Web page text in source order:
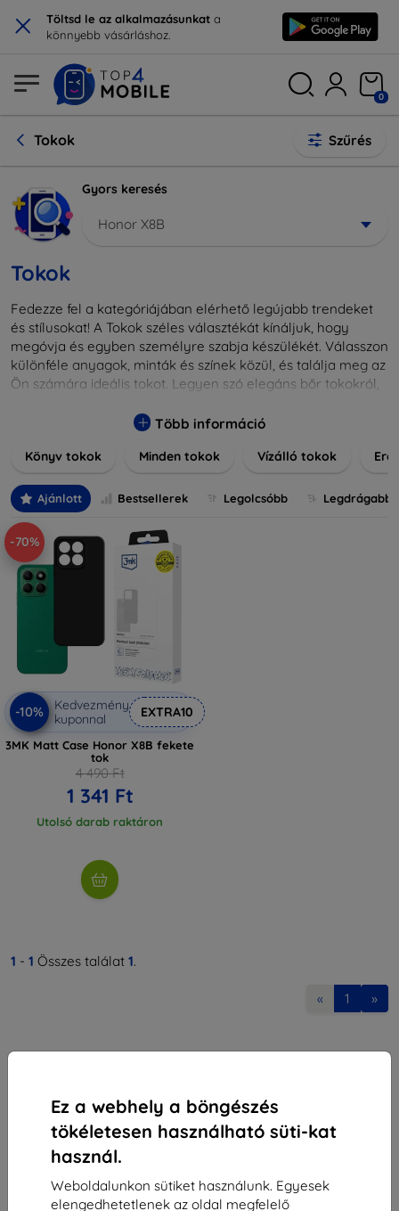
× Töltsd le az alkalmazásunkat a
könnyebb vásárláshoz.
Ez a webhely a böngészés
tökéletesen használható süti-kat
használ.
Weboldalunkon sütiket használunk. Egyesek
elengedhetetlenek az oldal megfelelő
0
Tokok Szűrés
Gyors keresés
Honor X8B
Tokok
Fedezze fel a kategóriájában elérhető legújabb trendeket
és stílusokat! A Tokok széles választékát kínáljuk, hogy
megóvja és egyben személyre szabja készülékét. Válasszon
különféle anyagok, minták és színek közül, és találja meg az
Ön számára ideális tokot. Legyen szó elegáns bőr tokokról,
nálunk mindenki megtalálja a stílusához leginkább illő
különlegesebbé eszközeit a tökéletes tokkal!
Több információ
Könyv tokok Minden tokok Vízálló tokok
Ajánlott Bestsellerek Legolcsóbb Legdrágabb
-70%
-10%
Kedvezmény
kuponnal
EXTRA10
3MK Matt Case Honor X8B fekete
tok
4 490 Ft
1 341 Ft
Utolsó darab raktáron
1 - 1 Összes találat 1.
« 1 »
Shield-Sk s.r.o.
Rudolf Mocka utca 3750/2A
841 04 Bratislava